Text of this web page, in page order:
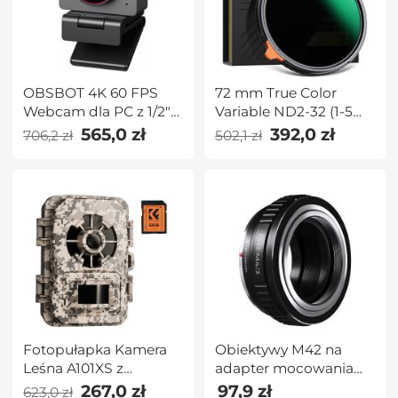
upraw, biur itp.
odprowadzania baterii
dla 24-godzinnego
monitora parkingu
OBSBOT 4K 60 FPS
Webcam dla PC z 1/2"
czujnikiem AI Framing
706,2 zł 565,0 zł
72 mm True Color
Variable ND2-32 (1-5
przystanków) i kołowy
polaryzacyjny o
neutralnej gęstości
Seria Nano-X
502,1 zł 392,0 zł
Fotopułapka Kamera
Leśna A101XS z
noktowizorem,
623,0 zł 267,0 zł
Obiektywy M42 na
adapter mocowania
obiektywu M43 MFT
97,9 zł